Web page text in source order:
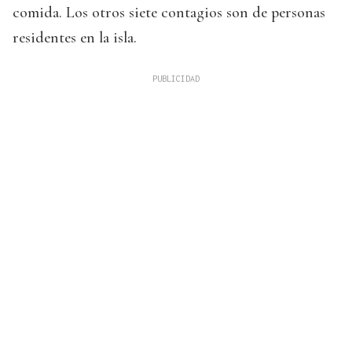
comida. Los otros siete contagios son de personas
residentes en la isla.